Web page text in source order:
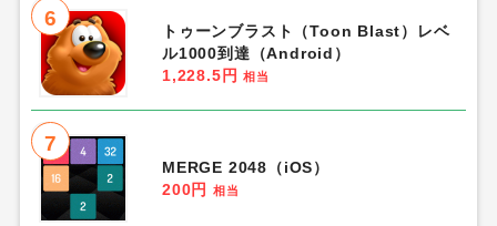
6
トゥーンブラスト（Toon Blast）レベ
ル1000到達（Android）
1,228.5円
相当
7
MERGE 2048（iOS）
200円
相当